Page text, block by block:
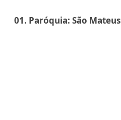
01. Paróquia: São Mateus